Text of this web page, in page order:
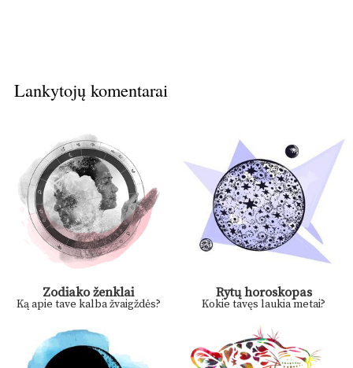
Lankytojų komentarai
Zodiako ženklai
Ką apie tave kalba žvaigždės?
Rytų horoskopas
Kokie tavęs laukia metai?